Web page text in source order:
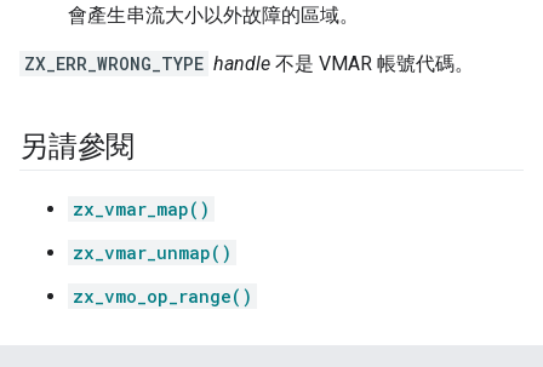
會產生串流大小以外故障的區域。
ZX_ERR_WRONG_TYPE handle 不是 VMAR 帳號代碼。
另請參閱
zx_vmar_map()
zx_vmar_unmap()
zx_vmo_op_range()